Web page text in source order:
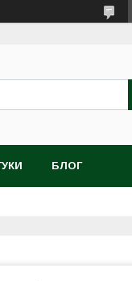
БЛОГ